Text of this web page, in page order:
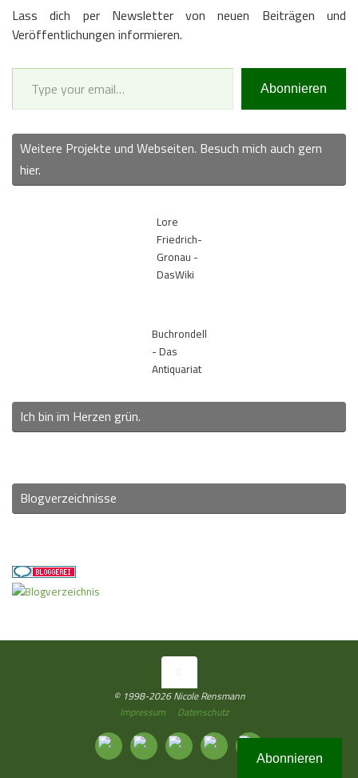
Lass dich per Newsletter von neuen Beiträgen und
Veröffentlichungen informieren.
Type your email…
Abonnieren
Weitere Projekte und Webseiten. Besuch mich auch gern
hier.
Lore
Friedrich-
Gronau -
DasWiki
Buchrondell
- Das
Antiquariat
Ich bin im Herzen grün.
Blogverzeichnisse
© 1998-2026 Nicole Rensmann
Impressum
Datenschutz
Abonnieren